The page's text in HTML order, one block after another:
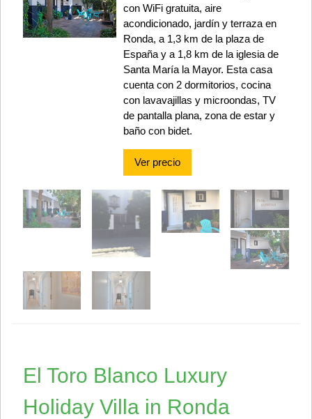
con WiFi gratuita, aire
acondicionado, jardín y terraza en
Ronda, a 1,3 km de la plaza de
España y a 1,8 km de la iglesia de
Santa María la Mayor. Esta casa
cuenta con 2 dormitorios, cocina
con lavavajillas y microondas, TV
de pantalla plana, zona de estar y
baño con bidet.
Ver precio
El Toro Blanco Luxury
Holiday Villa in Ronda